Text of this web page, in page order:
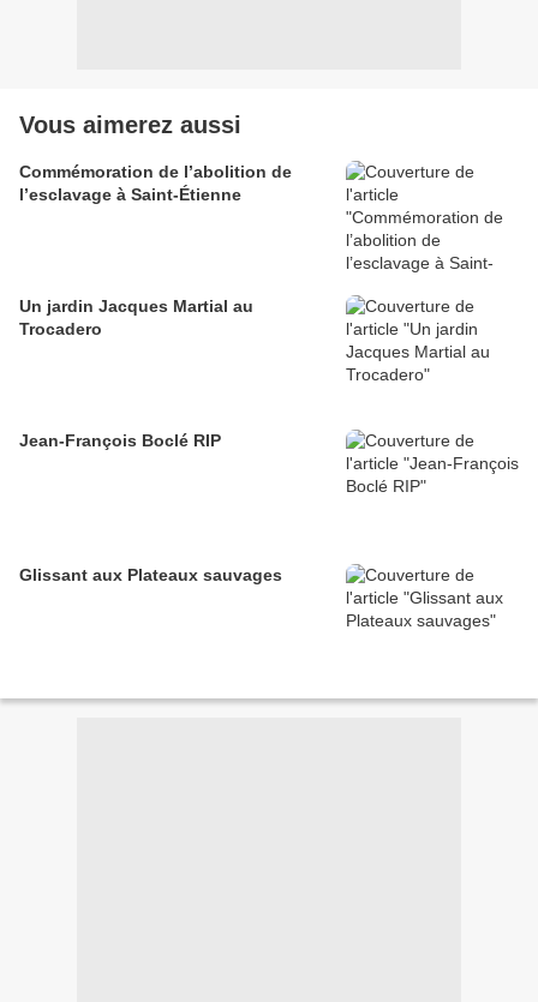
Vous aimerez aussi
Commémoration de l’abolition de
l’esclavage à Saint-Étienne
Un jardin Jacques Martial au
Trocadero
Jean-François Boclé RIP
Glissant aux Plateaux sauvages